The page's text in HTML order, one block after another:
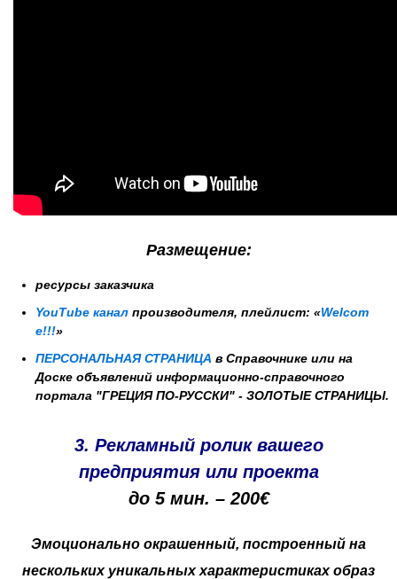
Размещение:
ресурсы заказчика
YouTube канал производителя, плейлист: «Welcom
e!!!»
ПЕРСОНАЛЬНАЯ СТРАНИЦА в Справочнике или на
Доске объявлений информационно-справочного
портала "ГРЕЦИЯ ПО-РУССКИ" - ЗОЛОТЫЕ СТРАНИЦЫ.
3. Рекламный ролик вашего
предприятия или проекта
до 5 мин. – 200€
Эмоционально окрашенный, построенный на
нескольких уникальных характеристиках образ